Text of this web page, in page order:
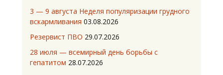
3 — 9 августа Неделя популяризации грудного
вскармливания 03.08.2026
Резервист ПВО 29.07.2026
28 июля — всемирный день борьбы с
гепатитом 28.07.2026